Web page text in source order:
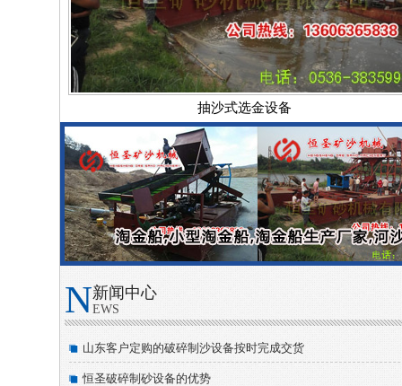
抽沙式选金设备
N新闻中心
EWS
山东客户定购的破碎制沙设备按时完成交货
恒圣破碎制砂设备的优势